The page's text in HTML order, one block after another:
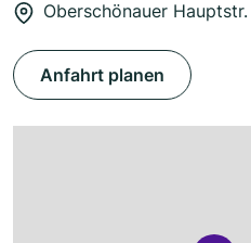
Oberschönauer
Anfahrt planen